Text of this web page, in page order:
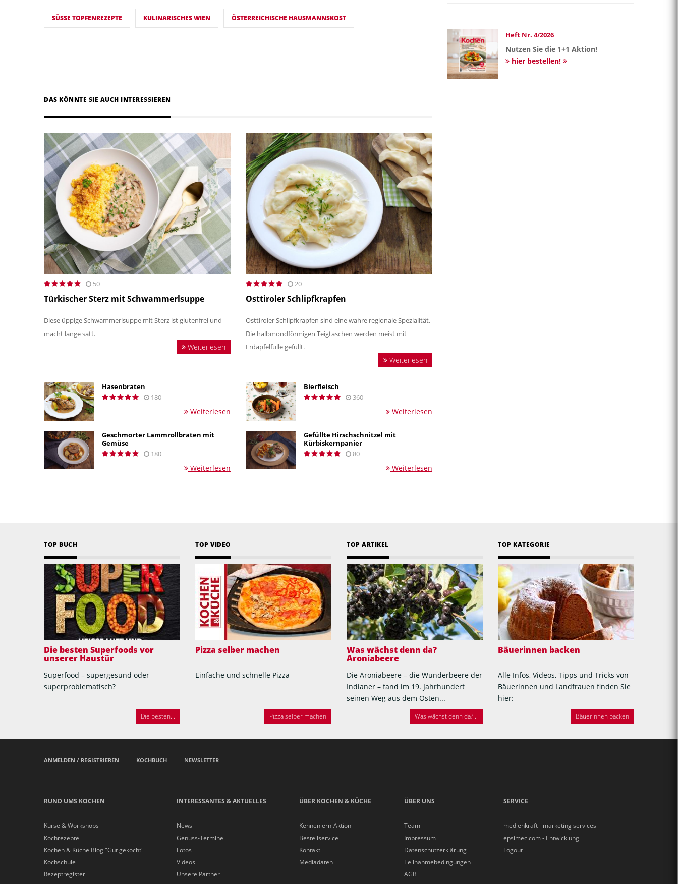
SÜSSE TOPFENREZEPTE KULINARISCHES WIEN ÖSTERREICHISCHE HAUSMANNSKOST
DAS KÖNNTE SIE AUCH INTERESSIEREN
50
Türkischer Sterz mit Schwammerlsuppe
Diese üppige Schwammerlsuppe mit Sterz ist glutenfrei und
macht lange satt.
Weiterlesen
20
Osttiroler Schlipfkrapfen
Osttiroler Schlipfkrapfen sind eine wahre regionale Spezialität.
Die halbmondförmigen Teigtaschen werden meist mit
Erdäpfelfülle gefüllt.
Weiterlesen
Hasenbraten
180
Weiterlesen
Bierfleisch
360
Weiterlesen
Geschmorter Lammrollbraten mit
Gemüse
180
Weiterlesen
Gefüllte Hirschschnitzel mit
Kürbiskernpanier
80
Weiterlesen
Heft Nr. 4/2026
Nutzen Sie die 1+1 Aktion!
hier bestellen!
TOP BUCH
Die besten Superfoods vor
unserer Haustür
Superfood – supergesund oder
superproblematisch?
Die besten...
TOP VIDEO
Pizza selber machen
Einfache und schnelle Pizza
Pizza selber machen
TOP ARTIKEL
Was wächst denn da?
Aroniabeere
Die Aroniabeere – die Wunderbeere der
Indianer – fand im 19. Jahrhundert
seinen Weg aus dem Osten...
Was wächst denn da?...
TOP KATEGORIE
Bäuerinnen backen
Alle Infos, Videos, Tipps und Tricks von
Bäuerinnen und Landfrauen finden Sie
hier:
Bäuerinnen backen
ANMELDEN / REGISTRIEREN KOCHBUCH NEWSLETTER
RUND UMS KOCHEN
Kurse & Workshops
Kochrezepte
Kochen & Küche Blog "Gut gekocht"
Kochschule
Rezeptregister
INTERESSANTES & AKTUELLES
News
Genuss-Termine
Fotos
Videos
Unsere Partner
ÜBER KOCHEN & KÜCHE
Kennenlern-Aktion
Bestellservice
Kontakt
Mediadaten
ÜBER UNS
Team
Impressum
Datenschutzerklärung
Teilnahmebedingungen
AGB
SERVICE
medienkraft - marketing services
epsimec.com - Entwicklung
Logout